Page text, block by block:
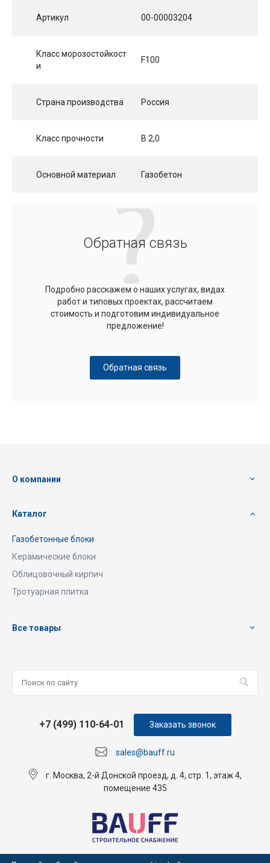
Артикул 00-00003204
Класс морозостойкост
и
F100
Страна производства Россия
Класс прочности B 2,0
Основной материал Газобетон
Обратная связь
Подробно расскажем о наших услугах, видах
работ и типовых проектах, рассчитаем
стоимость и подготовим индивидуальное
предложение!
Обратная связь
О компании
Каталог
Газобетонные блоки
Керамические блоки
Облицовочный кирпич
Тротуарная плитка
Все товары
sales@bauff.ru
+7 (499) 110-64-01
г. Москва, 2-й Донской проезд, д. 4, стр. 1, этаж 4,
помещение 435
Заказать звонок